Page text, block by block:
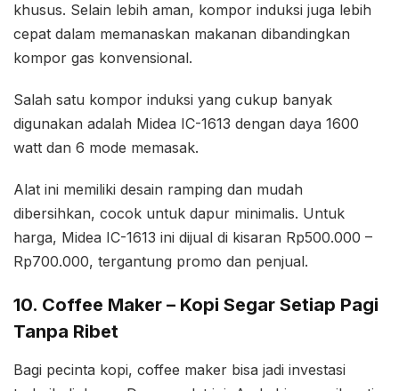
khusus. Selain lebih aman, kompor induksi juga lebih
cepat dalam memanaskan makanan dibandingkan
kompor gas konvensional.
Salah satu kompor induksi yang cukup banyak
digunakan adalah Midea IC-1613 dengan daya 1600
watt dan 6 mode memasak.
Alat ini memiliki desain ramping dan mudah
dibersihkan, cocok untuk dapur minimalis. Untuk
harga, Midea IC-1613 ini dijual di kisaran Rp500.000 –
Rp700.000, tergantung promo dan penjual.
10. Coffee Maker – Kopi Segar Setiap Pagi
Tanpa Ribet
Bagi pecinta kopi, coffee maker bisa jadi investasi